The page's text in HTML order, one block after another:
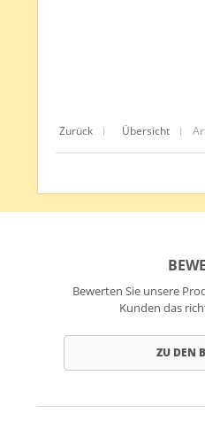
Zurück | Übersicht |
Bewerten Sie unsere
Kunden das
ZU DEN